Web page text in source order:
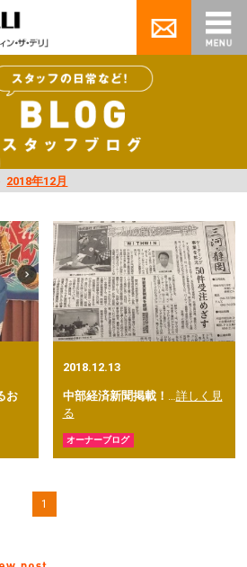
2018年12月
お
2018.12.13
中部経済新聞掲載！
詳しく見
る
オーナーブログ
1